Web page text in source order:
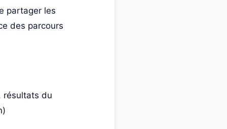
partager les
des parcours
résultats du